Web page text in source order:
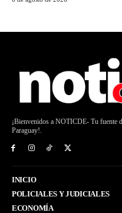
¡Bienvenidos a NOTICDE- Tu fuente
Paraguay!.
INICIO
POLICIALES Y JUDICIALES
ECONOMÍA